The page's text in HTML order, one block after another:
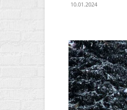
10.01.2024